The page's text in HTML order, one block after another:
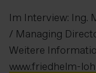
Im Interview: Ing.
/ Managing
Weitere
www.friedhelm-